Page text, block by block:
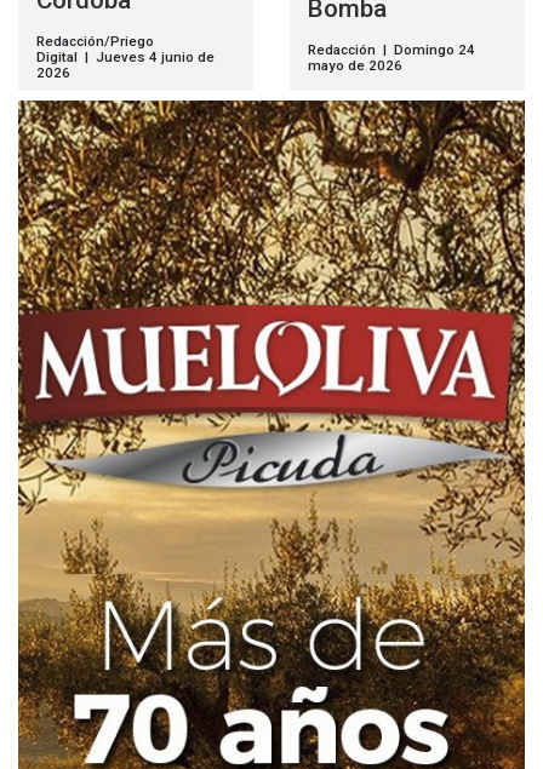
Redacción/Priego
Digital | Jueves 4 junio de
2026
Bomba
Redacción | Domingo 24
mayo de 2026